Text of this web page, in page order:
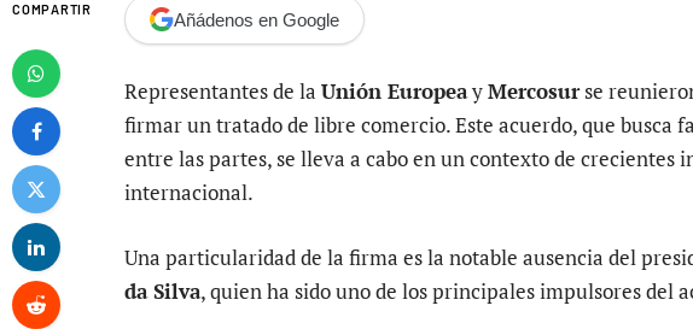
COMPARTIR Añádenos en Google
Representantes de la Unión EuropeayMercosurse
firmar un tratado de libre comercio. Este acuerdo, que
entre las partes, se lleva a cabo en un contexto de crecientes
internacional.
Una particularidad de la firma es la notable ausencia del
da Silva, quien ha sido uno de los principales impulsores del